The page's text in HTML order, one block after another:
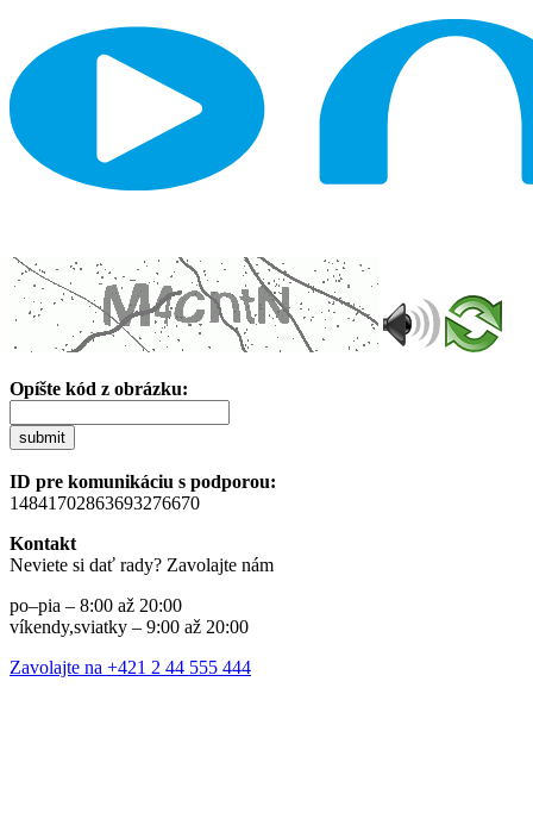
Opíšte kód z obrázku:
submit
ID pre komunikáciu s podporou:
14841702863693276670
Kontakt
Neviete si dať rady? Zavolajte nám
po–pia – 8:00 až 20:00
víkendy,sviatky – 9:00 až 20:00
Zavolajte na +421 2 44 555 444